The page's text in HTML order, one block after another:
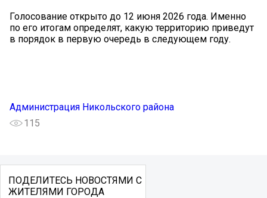
Голосование открыто до 12 июня 2026 года. Именно
по его итогам определят, какую территорию приведут
в порядок в первую очередь в следующем году.
Администрация Никольского района
115
ПОДЕЛИТЕСЬ НОВОСТЯМИ С
ЖИТЕЛЯМИ ГОРОДА